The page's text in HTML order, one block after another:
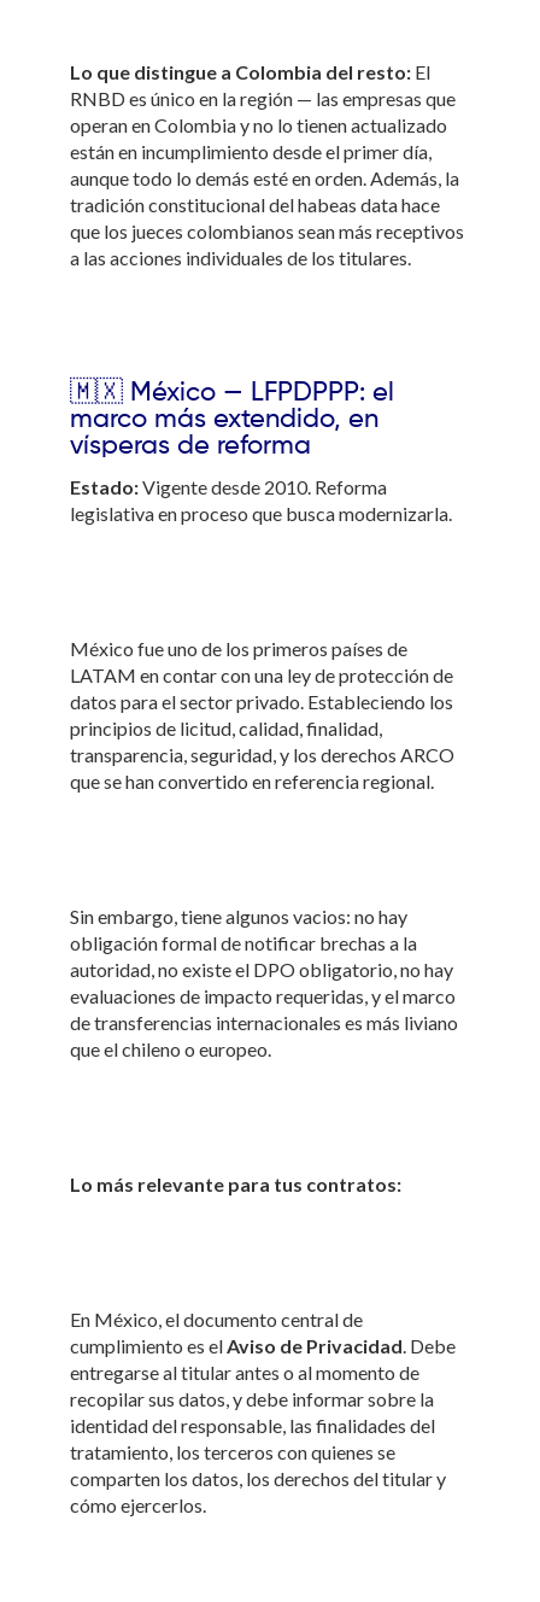
Lo que distingue a Colombia del resto: El
RNBD es único en la región — las empresas que
operan en Colombia y no lo tienen actualizado
están en incumplimiento desde el primer día,
aunque todo lo demás esté en orden. Además, la
tradición constitucional del habeas data hace
que los jueces colombianos sean más receptivos
a las acciones individuales de los titulares.
🇲🇽 México — LFPDPPP: el
marco más extendido, en
vísperas de reforma
Estado:Vigente desde 2010. Reforma
legislativa en proceso que busca modernizarla.
México fue uno de los primeros países de
LATAM en contar con una ley de protección de
datos para el sector privado. Estableciendo los
principios de licitud, calidad, finalidad,
transparencia, seguridad, y los derechos ARCO
que se han convertido en referencia regional.
Sin embargo, tiene algunos vacios: no hay
obligación formal de notificar brechas a la
autoridad, no existe el DPO obligatorio, no hay
evaluaciones de impacto requeridas, y el marco
de transferencias internacionales es más liviano
que el chileno o europeo.
Lo más relevante para tus contratos:
En México, el documento central de
cumplimiento es el Aviso de Privacidad . Debe
entregarse al titular antes o al momento de
recopilar sus datos, y debe informar sobre la
identidad del responsable, las finalidades del
tratamiento, los terceros con quienes se
comparten los datos, los derechos del titular y
cómo ejercerlos.